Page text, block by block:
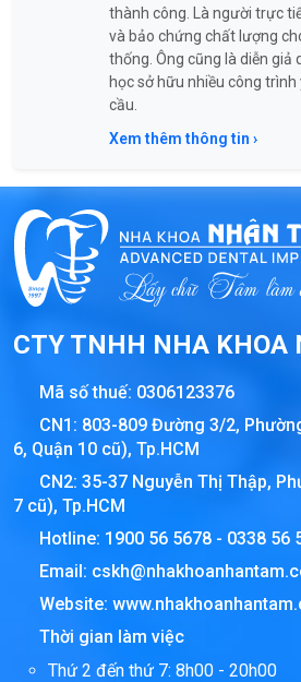
thành công. Là người trực
và bảo chứng chất lượng
thống. Ông cũng là diễn giả
học sở hữu nhiều công
cầu.
Xem thêm thông tin ›
CTY TNHH NHA KHOA
Mã số thuế: 0306123376
CN1: 803-809 Đường 3/2,
6, Quận 10 cũ), Tp.HCM
CN2: 35-37 Nguyễn Thị Thập,
7 cũ), Tp.HCM
Hotline: 1900 56 5678 - 0338 56
Email:
Website:
Thời gian làm việc
Thứ 2 đến thứ 7: 8h00 - 20h00